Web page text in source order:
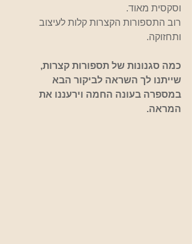
וסקסית מאוד.
רוב התספורות הקצרות קלות לעיצוב
ותחזוקה.
כמה סגנונות של תספורות קצרות,
שייתנו לך השראה לביקור הבא
במספרה בעונה החמה וירעננו את
המראה.